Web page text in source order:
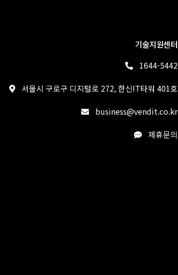
기술지원센터
1644-5442
서울시 구로구 디지털로 272, 한신IT타워 401호
business@vendit.co.kr
제휴문의